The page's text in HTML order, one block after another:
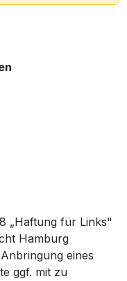
„Haftung für Links"
Hamburg
eines
ggf. mit zu